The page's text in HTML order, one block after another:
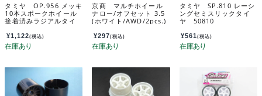
タミヤ OP.956 メッキ
10本スポークホイール
接着済みラジアルタイ
6
¥1,122(税込)
京商 マルチホイール
ナロー/オフセット 3.5
(ホワイト/AWD/2pcs.)
¥297(税込)
タミヤ SP.810 レーシ
ングセミスリックタイ
ヤ 50810
¥561(税込)